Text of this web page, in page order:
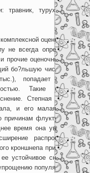
травник, турухтан,
оценке
не всегда определяется
прочие оценочные
бо?льшую численность
попадает в
Такие оценочные
Степная тиркушка
и его малая
причинам флуктуации
время она
кроншнепа при
устойчивое снижение,
популяционной